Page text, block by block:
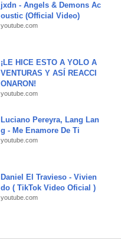
jxdn - Angels & Demons Ac
oustic (Official Video)
youtube.com
¡LE HICE ESTO A YOLO A
VENTURAS Y ASÍ REACCI
ONARON!
youtube.com
Luciano Pereyra, Lang Lan
g - Me Enamore De Ti
youtube.com
Daniel El Travieso - Vivien
do ( TikTok Video Oficial )
youtube.com